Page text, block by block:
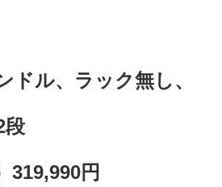
ドル、ラック無し、
段
319,990円